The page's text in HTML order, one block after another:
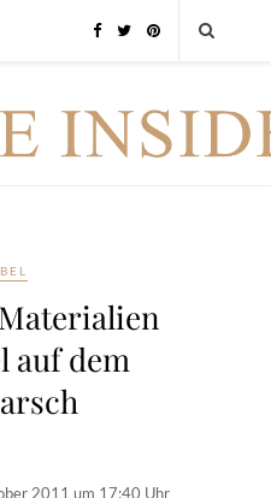
auf dem
2011 um 17:40 Uhr